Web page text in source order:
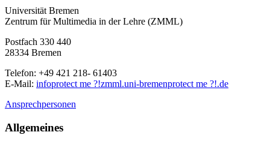
Universität Bremen
Zentrum für Multimedia in der Lehre (ZMML)
Postfach 330 440
28334 Bremen
Telefon: +49 421 218- 61403
E-Mail: infoprotect me ?!zmml.uni-bremenprotect me ?!.de
Ansprechpersonen
Allgemeines